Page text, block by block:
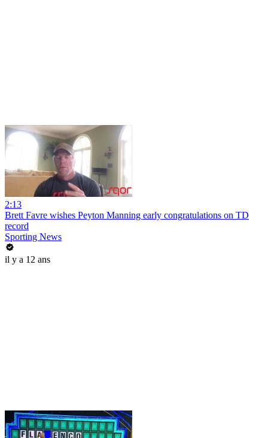
2:13
Brett Favre wishes Peyton Manning early congratulations on TD
record
Sporting News
il y a 12 ans